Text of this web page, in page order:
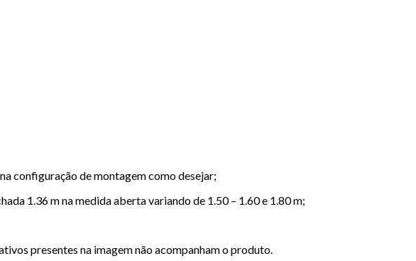
configuração de montagem como desejar;
1.36 m na medida aberta variando de 1.50 – 1.60 e 1.80 m;
presentes na imagem não acompanham o produto.